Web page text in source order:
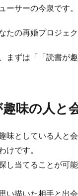
ーサーの今泉です。
の再婚プロジェ
まずは「「読書が
味の人と
味としている人と
けです。
し当てることが可
い描いた相手と出